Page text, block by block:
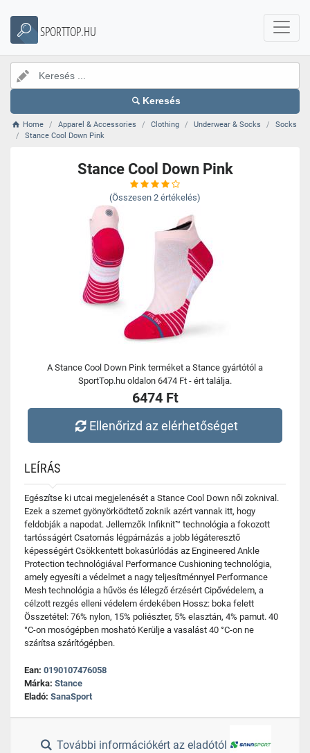
SPORTTOP.HU
Keresés
Home Apparel & Accessories Clothing Underwear & Socks
Socks
Stance Cool Down Pink
Stance Cool Down Pink
(Összesen 2 értékelés)
A Stance Cool Down Pink terméket a Stance gyártótól a
SportTop.hu oldalon 6474 Ft - ért találja.
6474 Ft
Ellenőrizd az elérhetőséget
LEÍRÁS
Egészítse ki utcai megjelenését a Stance Cool Down női zoknival.
Ezek a szemet gyönyörködtető zoknik azért vannak itt, hogy
feldobják a napodat. Jellemzők Infiknit™ technológia a fokozott
tartósságért Csatornás légpárnázás a jobb légáteresztő
képességért Csökkentett bokasúrlódás az Engineered Ankle
Protection technológiával Performance Cushioning technológia,
amely egyesíti a védelmet a nagy teljesítménnyel Performance
Mesh technológia a hűvös és lélegző érzésért Cipővédelem, a
célzott rezgés elleni védelem érdekében Hossz: boka felett
Összetétel: 76% nylon, 15% poliészter, 5% elasztán, 4% pamut. 40
°C-on mosógépben mosható Kerülje a vasalást 40 °C-on ne
szárítsa szárítógépben.
Ean: 0190107476058
Márka: Stance
Eladó: SanaSport
További információkért az eladótól